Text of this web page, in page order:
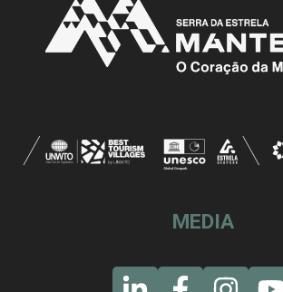
MEDIA